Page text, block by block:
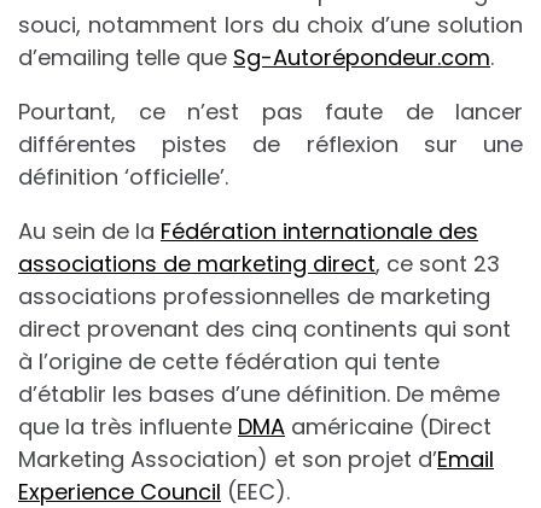
souci, notamment lors du choix d’une solution
d’emailing telle que Sg-Autorépondeur.com.
Pourtant, ce n’est pas faute de lancer
différentes pistes de réflexion sur une
définition ‘officielle’.
Au sein de la Fédération internationale des
associations de marketing direct, ce sont 23
associations professionnelles de marketing
direct provenant des cinq continents qui sont
à l’origine de cette fédération qui tente
d’établir les bases d’une définition. De même
que la très influente DMA américaine (Direct
Marketing Association) et son projet d’Email
Experience Council (EEC).